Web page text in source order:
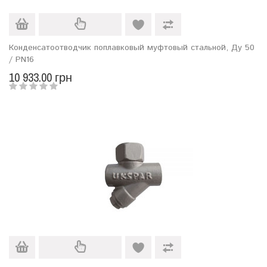
Конденсатоотводчик поплавковый муфтовый стальной, Ду 50
/ PN16
10 933.00 грн